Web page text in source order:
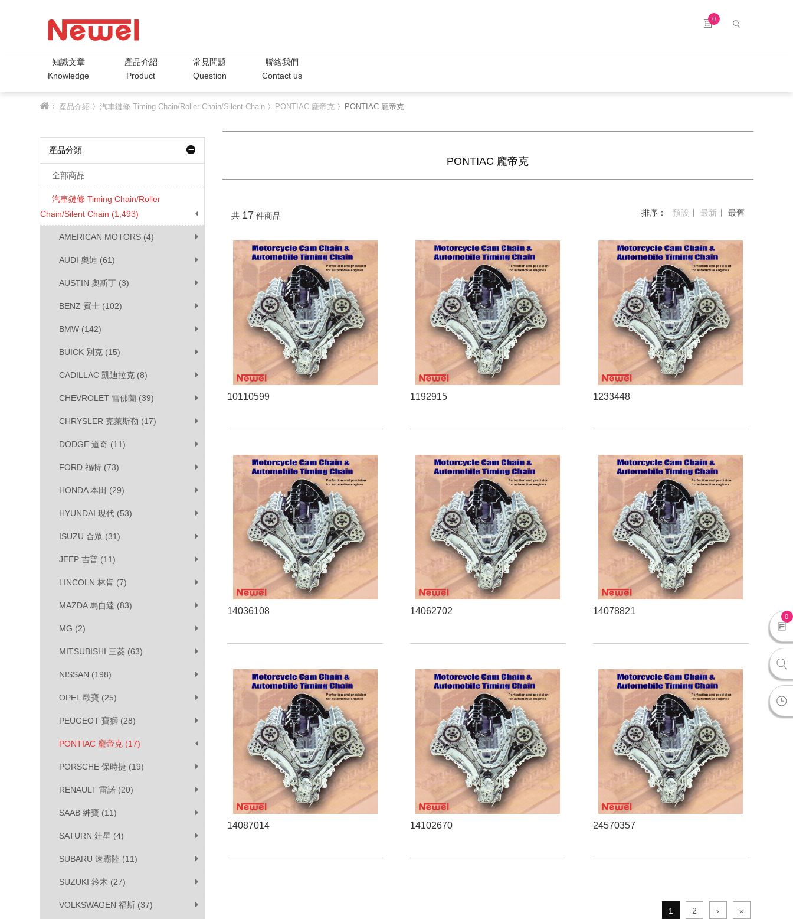
0
知識文章
Knowledge
產品介紹
Product
常見問題
Question
聯絡我們
Contact us
0
〉 產品介紹 〉汽車鏈條 Timing Chain/Roller Chain/Silent Chain 〉 PONTIAC 龐帝克 〉PONTIAC 龐帝克
產品分類
全部商品
汽車鏈條 Timing Chain/Roller
Chain/Silent Chain (1,493)
AMERICAN MOTORS (4)
AUDI 奧迪 (61)
AUSTIN 奧斯丁 (3)
BENZ 賓士 (102)
BMW (142)
BUICK 別克 (15)
CADILLAC 凱迪拉克 (8)
CHEVROLET 雪佛蘭 (39)
CHRYSLER 克萊斯勒 (17)
DODGE 道奇 (11)
FORD 福特 (73)
HONDA 本田 (29)
HYUNDAI 現代 (53)
ISUZU 合眾 (31)
JEEP 吉普 (11)
LINCOLN 林肯 (7)
MAZDA 馬自達 (83)
MG (2)
MITSUBISHI 三菱 (63)
NISSAN (198)
OPEL 歐寶 (25)
PEUGEOT 寶獅 (28)
PONTIAC 龐帝克 (17)
PORSCHE 保時捷 (19)
RENAULT 雷諾 (20)
SAAB 紳寶 (11)
SATURN 釷星 (4)
SUBARU 速霸陸 (11)
SUZUKI 鈴木 (27)
VOLKSWAGEN 福斯 (37)
PONTIAC 龐帝克
共 17 件商品 排序： 預設 最新 最舊
10110599 1192915 1233448
14036108 14062702 14078821
14087014 14102670 24570357
1 2 › »